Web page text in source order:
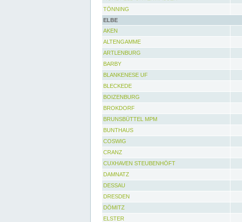
TÖNNING
ELBE
AKEN
ALTENGAMME
ARTLENBURG
BARBY
BLANKENESE UF
BLECKEDE
BOIZENBURG
BROKDORF
BRUNSBÜTTEL MPM
BUNTHAUS
COSWIG
CRANZ
CUXHAVEN STEUBENHÖFT
DAMNATZ
DESSAU
DRESDEN
DÖMITZ
ELSTER